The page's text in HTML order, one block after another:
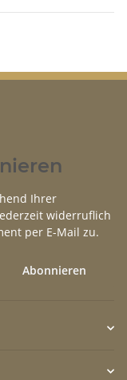
Ihrer
widerruflich
per E-Mail zu.
Abonnieren